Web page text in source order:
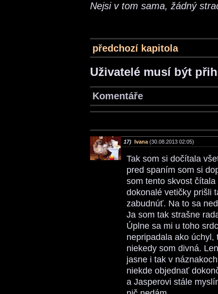
Nejsi v tom sama, žádný
předchozí kapitola
Uživatelé musí být
Komentáře
17) Ivana (30.08.2013 02:05)
Tak som si dočítala
pred spaním som si
som tento skvost
dokonalé vetičky prišli
zabudnúť. Na to sa
Ja som tak strašne
Úplne sa mi u toho
nepripadala ako
niekedy som divná.
jasne i tak v
niekde objednať
a Jasperovi stále